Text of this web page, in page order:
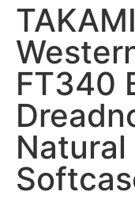
FT340
Natural